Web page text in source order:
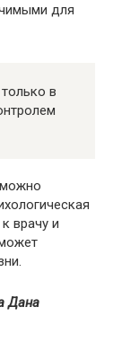
для
в
врачу и
Дана